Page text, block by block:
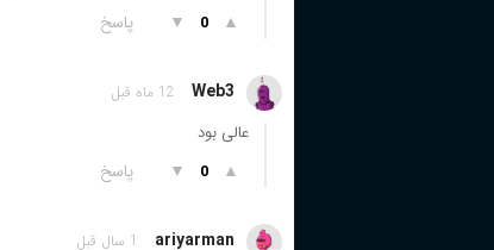
▲
0
▼ پاسخ
Web3 12 ماه قبل
عالی بود
▲
0
▼ پاسخ
ariyarman 1 سال قبل